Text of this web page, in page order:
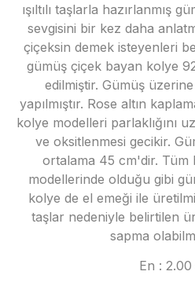
ışıltılı taşlarla hazırlanmış
sevgisini bir kez daha
çiçeksin demek isteyenleri
gümüş çiçek bayan kolye
edilmiştir. Gümüş
yapılmıştır. Rose altın
kolye modelleri parlaklığını
ve oksitlenmesi gecikir.
ortalama 45 cm'dir. Tüm
modellerinde olduğu gibi
kolye de el emeği ile
taşlar nedeniyle belirtilen
sapma
En : 2.00